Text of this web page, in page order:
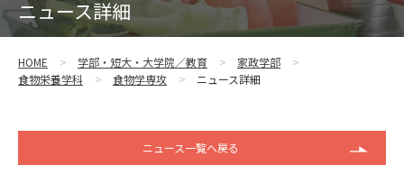
ニュース詳細
HOME 学部・短大・大学院／教育
家政学部
食物栄養学科
食物学専攻 ニュース詳細
ニュース一覧へ戻る